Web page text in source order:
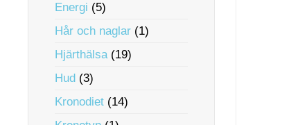
Energi (5)
Hår och naglar (1)
Hjärthälsa(19)
Hud (3)
Kronodiet (14)